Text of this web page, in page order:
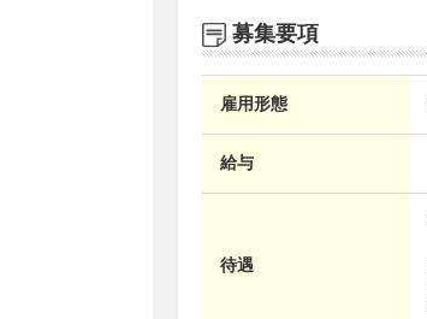
募集要項
雇用形態
給与
待遇